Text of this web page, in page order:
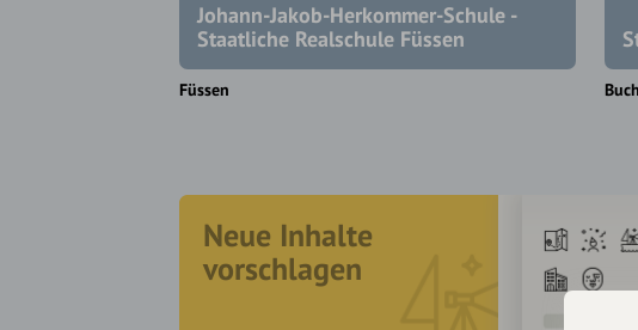
Johann-Jakob-Herkommer-Schule -
Staatliche Realschule Füssen
Füssen
Neue Inhalte
vorschlagen